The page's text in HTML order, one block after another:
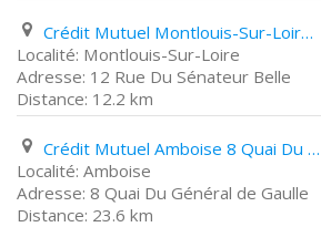
Crédit Mutuel Montlouis-Sur-Loire 12 Rue Du Sénateur Belle
Montlouis-Sur-Loire
12 Rue Du Sénateur Belle
12.2 km
Crédit Mutuel Amboise 8 Quai Du Général de Gaulle
Amboise
8 Quai Du Général de Gaulle
23.6 km